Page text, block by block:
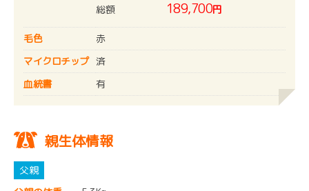
総額
189,700円
毛色
赤
マイクロチップ 済
血統書
有
親生体情報